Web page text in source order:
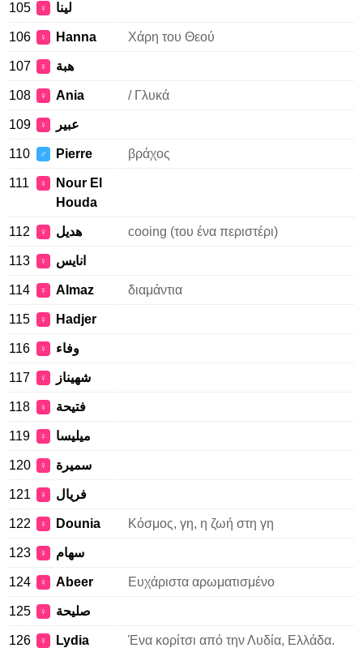
105 ♀ لينا
106 ♀ Hanna Χάρη του Θεού
107 ♀ هبة
108 ♀ Ania / Γλυκά
109 ♀ عبير
110 ♂ Pierre βράχος
111 ♀
Nour El
Houda
112 ♀ هديل cooing (του ένα περιστέρι)
113 ♀ انايس
114 ♀ Almaz διαμάντια
115 ♀ Hadjer
116 ♀ وفاء
117 ♀ شهيناز
118 ♀ فتيحة
119 ♀ ميليسا
120 ♀ سميرة
121 ♀ فريال
122 ♀ Dounia Κόσμος, γη, η ζωή στη γη
123 ♀ سهام
124 ♀ Abeer Ευχάριστα αρωματισμένο
125 ♀ صليحة
126 ♀ Lydia Ένα κορίτσι από την Λυδία, Ελλάδα.